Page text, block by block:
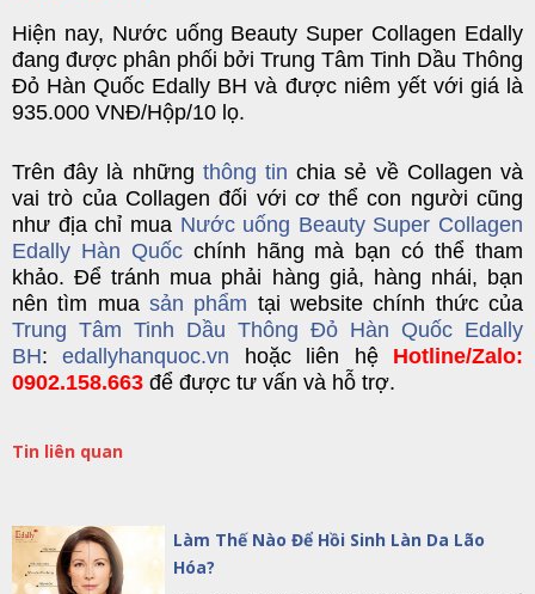
Hiện nay, Nước uống Beauty Super Collagen Edally
đang được phân phối bởi Trung Tâm Tinh Dầu Thông
Đỏ Hàn Quốc Edally BH và được niêm yết với giá là
935.000 VNĐ/Hộp/10 lọ.
Trên đây là những thông tin chia sẻ về Collagen và
vai trò của Collagen đối với cơ thể con người cũng
như địa chỉ mua Nước uống Beauty Super Collagen
Edally Hàn Quốcchính hãng mà bạn có thể tham
khảo. Để tránh mua phải hàng giả, hàng nhái, bạn
nên tìm mua sản phẩm tại website chính thức của
Trung Tâm Tinh Dầu Thông Đỏ Hàn Quốc Edally
BH:edallyhanquoc.vn hoặc liên hệ Hotline/Zalo:
0902.158.663 để được tư vấn và hỗ trợ.
Tin liên quan
Làm Thế Nào Để Hồi Sinh Làn Da Lão
Hóa?